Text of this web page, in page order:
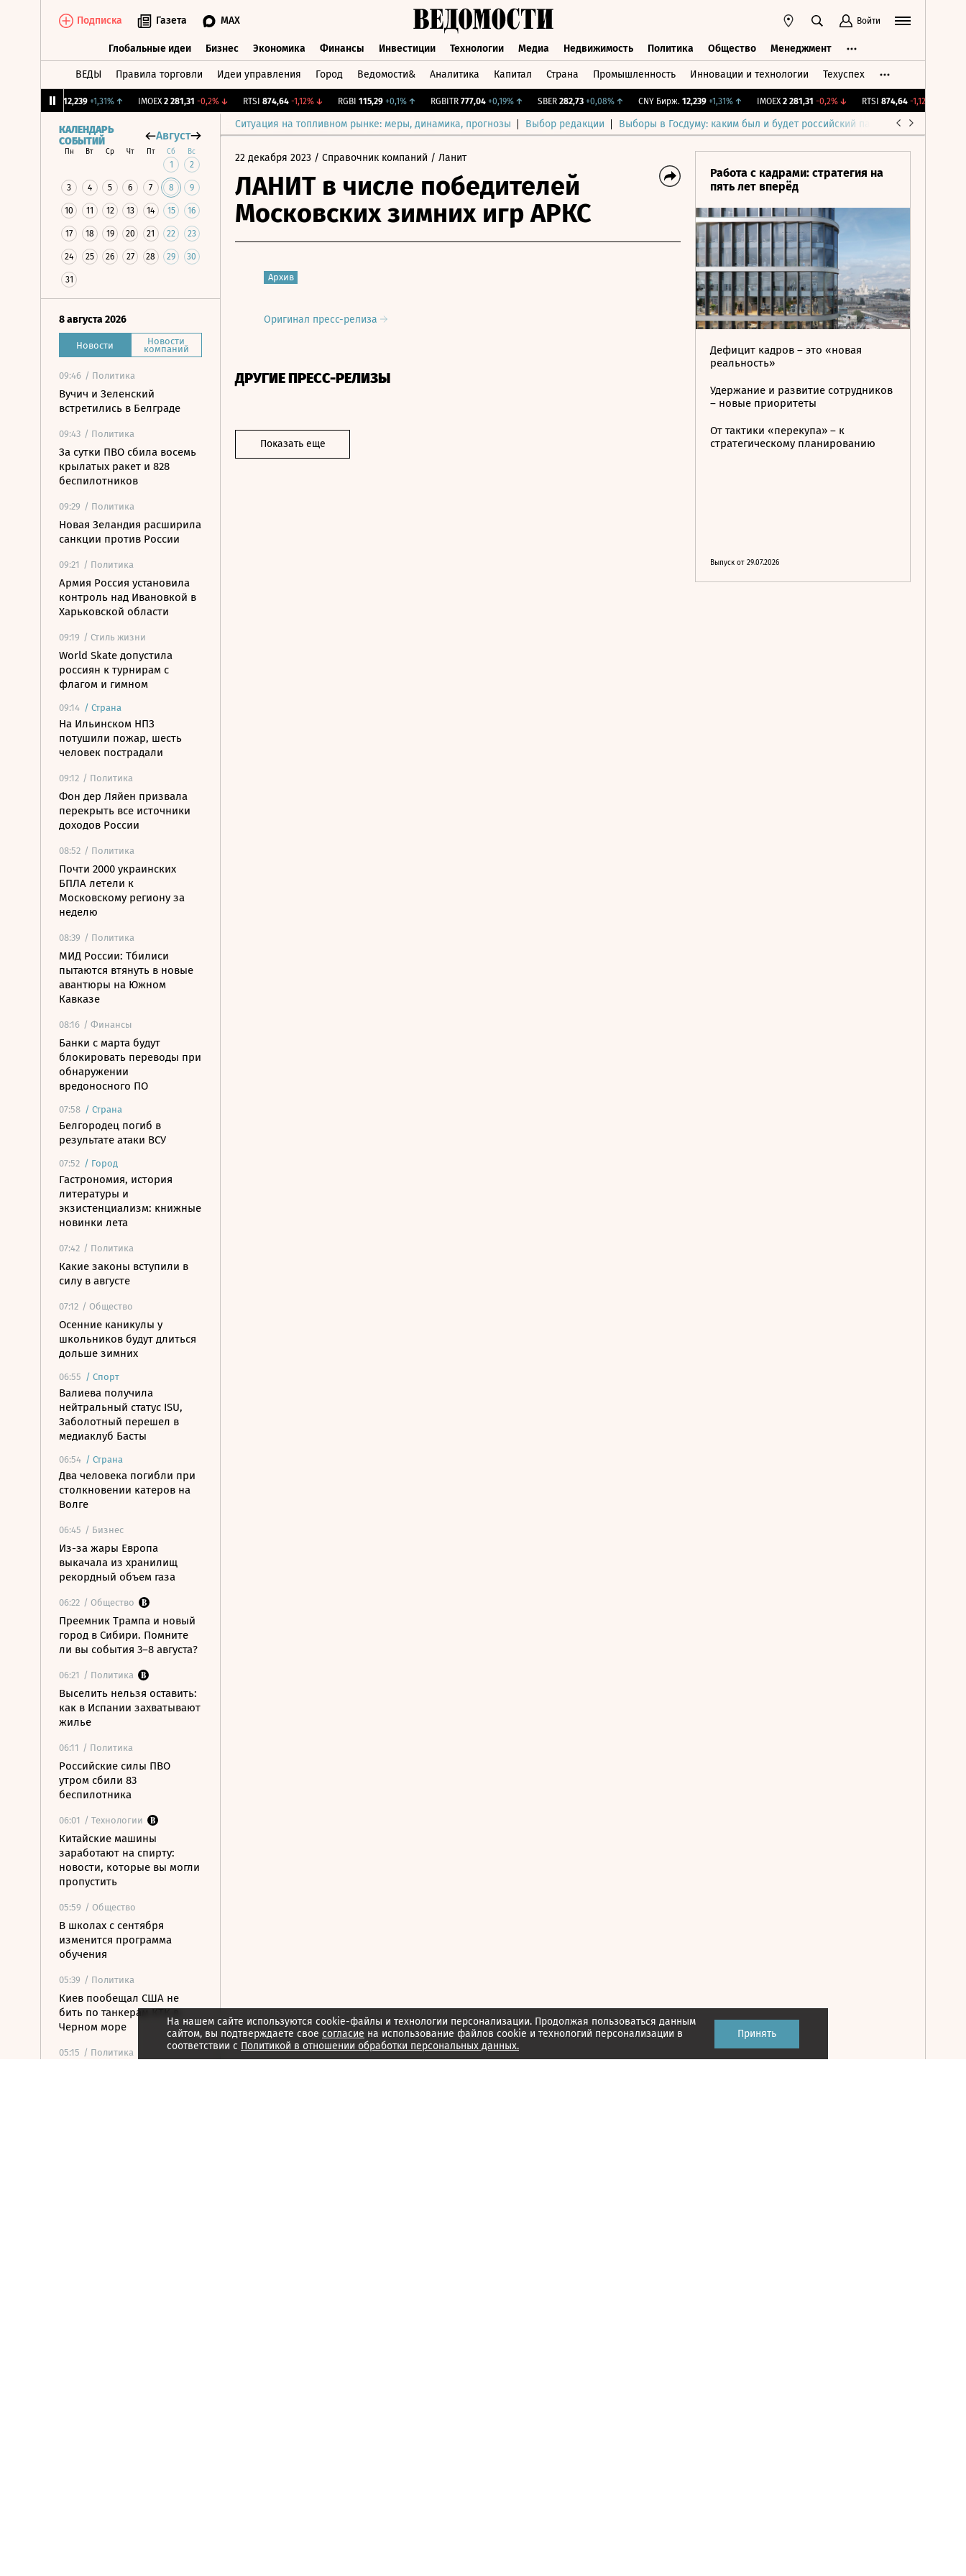
Подписка Газета MAX Войти
Глобальные идеи Бизнес Экономика Финансы Инвестиции Технологии Медиа Недвижимость Политика Общество Менеджмент
ВЕДЫ Правила торговли Идеи управления Город Ведомости& Аналитика Капитал Страна Промышленность Инновации и технологии Техуспех
12,239 +1,31%↑ IMOEX 2 281,31 -0,2%↓ RTSI 874,64 -1,12% ↓ RGBI 115,29 +0,1% ↑ RGBITR 777,04 +0,19% ↑ SBER 282,73 +0,08% ↑ CNY Бирж. 12,239 +1,31%↑ IMOEX 2 281,31 -0,2%↓ RTSI 874,64 -1,12% ↓
Ситуация на топливном рынке: меры, динамика, прогнозы Выбор редакции Выборы в Госдуму: каким был и будет российский парламент
КАЛЕНДАРЬ
СОБЫТИЙ
Август
Пн Вт Ср Чт Пт Сб Вс
1 2
3 4 5 6 7 8 9
10 11 12 13 14 15 16
17 18 19 20 21 22 23
24 25 26 27 28 29 30
31
8 августа 2026
Новости Новости
компаний
09:46 / Политика
Вучич и Зеленский
встретились в Белграде
09:43 / Политика
За сутки ПВО сбила восемь
крылатых ракет и 828
беспилотников
09:29 / Политика
Новая Зеландия расширила
санкции против России
09:21 / Политика
Армия Россия установила
контроль над Ивановкой в
Харьковской области
09:19 / Стиль жизни
World Skate допустила
россиян к турнирам с
флагом и гимном
09:14 / Страна
На Ильинском НПЗ
потушили пожар, шесть
человек пострадали
09:12 / Политика
Фон дер Ляйен призвала
перекрыть все источники
доходов России
08:52 / Политика
Почти 2000 украинских
БПЛА летели к
Московскому региону за
неделю
08:39 / Политика
МИД России: Тбилиси
пытаются втянуть в новые
авантюры на Южном
Кавказе
08:16 / Финансы
Банки с марта будут
блокировать переводы при
обнаружении
вредоносного ПО
07:58 / Страна
Белгородец погиб в
результате атаки ВСУ
07:52 / Город
Гастрономия, история
литературы и
экзистенциализм: книжные
новинки лета
07:42 / Политика
Какие законы вступили в
силу в августе
07:12 / Общество
Осенние каникулы у
школьников будут длиться
дольше зимних
06:55 / Спорт
Валиева получила
нейтральный статус ISU,
Заболотный перешел в
медиаклуб Басты
06:54 / Страна
Два человека погибли при
столкновении катеров на
Волге
06:45 / Бизнес
Из-за жары Европа
выкачала из хранилищ
рекордный объем газа
06:22 / Общество
Преемник Трампа и новый
город в Сибири. Помните
ли вы события 3–8 августа?
06:21 / Политика
Выселить нельзя оставить:
как в Испании захватывают
жилье
06:11 / Политика
Российские силы ПВО
утром сбили 83
беспилотника
06:01 / Технологии
Китайские машины
заработают на спирту:
новости, которые вы могли
пропустить
05:59 / Общество
В школах с сентября
изменится программа
обучения
05:39 / Политика
Киев пообещал США не
бить по танкерам КТК в
Черном море
05:15 / Политика
22 декабря 2023 / Справочник компаний / Ланит
ЛАНИТ в числе победителей
Московских зимних игр АРКС
Архив
Оригинал пресс-релиза
ДРУГИЕ ПРЕСС-РЕЛИЗЫ
Показать еще
Работа с кадрами: стратегия на
пять лет вперёд
Дефицит кадров – это «новая
реальность»
Удержание и развитие сотрудников
– новые приоритеты
От тактики «перекупа» – к
стратегическому планированию
Выпуск от 29.07.2026
На нашем сайте используются cookie-файлы и технологии персонализации. Продолжая пользоваться данным
сайтом, вы подтверждаете свое согласие на использование файлов cookie и технологий персонализации в
соответствии с Политикой в отношении обработки персональных данных.
Принять